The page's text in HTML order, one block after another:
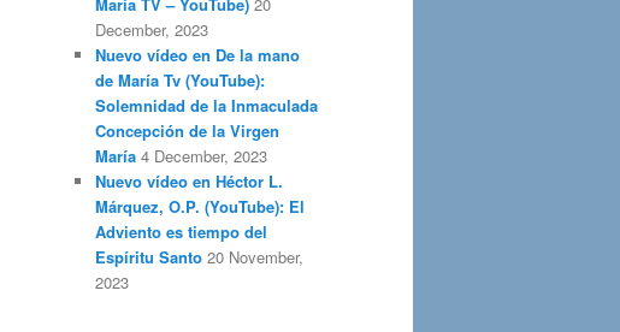
December, 2023
Nuevo vídeo en De la mano
de María Tv (YouTube):
Solemnidad de la Inmaculada
Concepción de la Virgen
María 4 December, 2023
Nuevo vídeo en Héctor L.
Márquez, O.P. (YouTube): El
Adviento es tiempo del
Espíritu Santo 20 November,
2023